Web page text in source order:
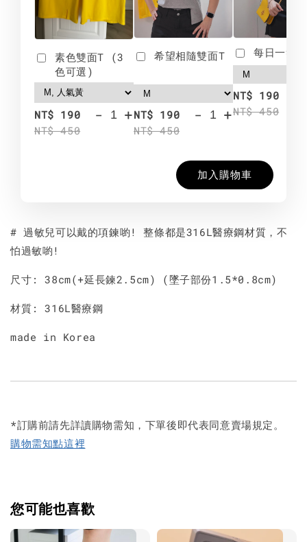
素色雙面T (3
色可選)
NT$ 190
NT$ 450
- +
希望相隨雙面T
NT$ 190
NT$ 450
- +
每日一笑
NT$ 190
NT$ 450
加入購物車
# 過敏兒可以戴的項鍊喲! 整條都是316L醫療鋼材質，不
怕過敏喲!
尺寸: 38cm(+延長鍊2.5cm) (墜子部份1.5*0.8cm)
材質: 316L醫療鋼
made in Korea
*訂購前請先詳讀購物需知，下單後即代表同意賣場規定。
購物需知點這裡
您可能也喜歡